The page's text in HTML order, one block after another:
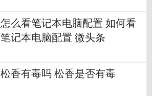
怎么看笔记本电脑配置 如何看
笔记本电脑配置 微头条
松香有毒吗 松香是否有毒